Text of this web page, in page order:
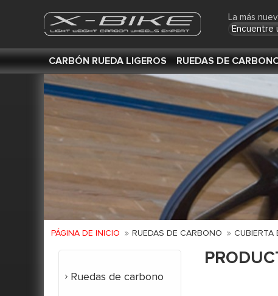
La más
Encuentre
CARBÓN RUEDA LIGEROS RUEDAS DE
PÁGINA DE INICIO RUEDAS DE CARBONO CUBIERTA
Ruedas de carbono